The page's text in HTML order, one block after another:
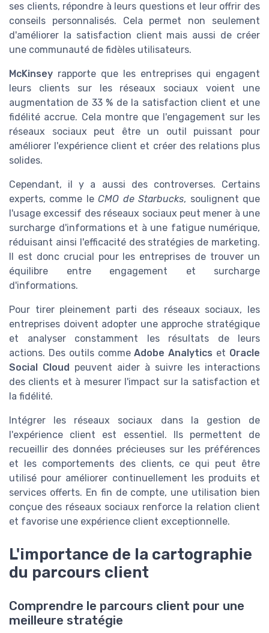
ses clients, répondre à leurs questions et leur offrir des
conseils personnalisés. Cela permet non seulement
d'améliorer la satisfaction client mais aussi de créer
une communauté de fidèles utilisateurs.
McKinsey rapporte que les entreprises qui engagent
leurs clients sur les réseaux sociaux voient une
augmentation de 33 % de la satisfaction client et une
fidélité accrue. Cela montre que l'engagement sur les
réseaux sociaux peut être un outil puissant pour
améliorer l'expérience client et créer des relations plus
solides.
Cependant, il y a aussi des controverses. Certains
experts, comme leCMO de Starbucks, soulignent que
l'usage excessif des réseaux sociaux peut mener à une
surcharge d'informations et à une fatigue numérique,
réduisant ainsi l'efficacité des stratégies de marketing.
Il est donc crucial pour les entreprises de trouver un
équilibre entre engagement et surcharge
d'informations.
Pour tirer pleinement parti des réseaux sociaux, les
entreprises doivent adopter une approche stratégique
et analyser constamment les résultats de leurs
actions. Des outils commeAdobe Analytics et Oracle
Social Cloud
peuvent aider à suivre les interactions
des clients et à mesurer l'impact sur la satisfaction et
la fidélité.
Intégrer les réseaux sociaux dans la gestion de
l'expérience client est essentiel. Ils permettent de
recueillir des données précieuses sur les préférences
et les comportements des clients, ce qui peut être
utilisé pour améliorer continuellement les produits et
services offerts. En fin de compte, une utilisation bien
conçue des réseaux sociaux renforce la relation client
et favorise une expérience client exceptionnelle.
L'importance de la cartographie
du parcours client
Comprendre le parcours client pour une
meilleure stratégie